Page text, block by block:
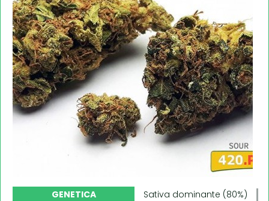
GENETICA Sativa dominante (80%)